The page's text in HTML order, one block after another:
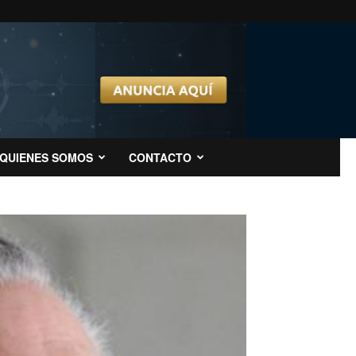
QUIENES SOMOS CONTACTO